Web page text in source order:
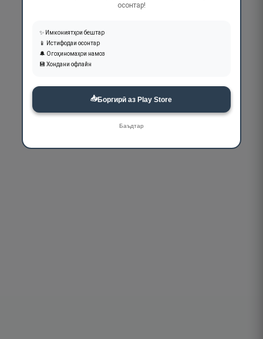
осонтар!
✨ Имкониятҳои бештар
📱 Истифодаи осонтар
🔔 Огоҳиномаҳои намоз
💾 Хондани офлайн
📥Боргирӣ аз Play Store
Баъдтар